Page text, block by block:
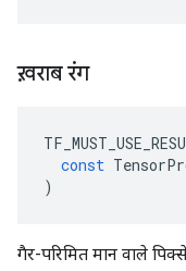
ख़राब रंग
const
)
गैर-परिमित मान वाले